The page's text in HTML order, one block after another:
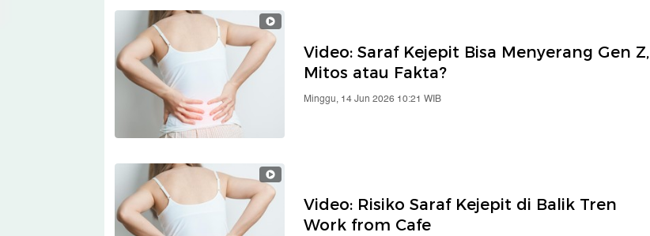
Video: Saraf Kejepit Bisa Menyerang Gen Z,
Mitos atau Fakta?
Minggu, 14 Jun 2026 10:21 WIB
Video: Risiko Saraf Kejepit di Balik Tren
Work from Cafe